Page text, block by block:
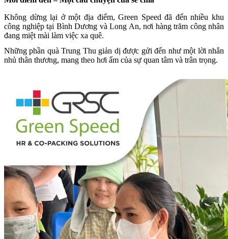
Không dừng lại ở một địa điểm, Green Speed đã đến nhiều khu
công nghiệp tại Bình Dương và Long An, nơi hàng trăm công nhân
đang miệt mài làm việc xa quê.
Những phần quà Trung Thu giản dị được gửi đến như một lời nhắn
nhủ thân thương, mang theo hơi ấm của sự quan tâm và trân trọng.